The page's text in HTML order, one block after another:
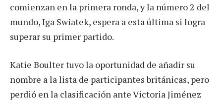
comienzan en la primera ronda, y la número 2 del
mundo, Iga Swiatek, espera a esta última si logra
superar su primer partido.
Katie Boulter tuvo la oportunidad de añadir su
nombre a la lista de participantes británicas, pero
perdió en la clasificación ante Victoria Jiménez